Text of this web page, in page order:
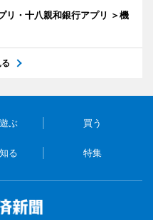
リ・十八親和銀行アプリ ＞機
ぶ 買う
る 特集